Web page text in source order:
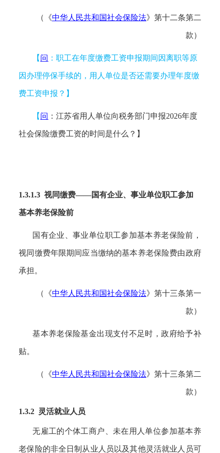
（《中华人民共和国社会保险法》第十二条第二
款）
【 问 ：职工在年度缴费工资申报期间因离职等原
因办理停保手续的，用人单位是否还需要办理年度缴
费工资申报？ 】
【 问 ：江苏省用人单位向税务部门申报2026年度
社会保险缴费工资的时间是什么？】
1.3.1.3视同缴费——国有企业、事业单位职工参加
基本养老保险前
国有企业、事业单位职工参加基本养老保险前，
视同缴费年限期间应当缴纳的基本养老保险费由政府
承担。
（《中华人民共和国社会保险法》第十三条第一
款）
基本养老保险基金出现支付不足时，政府给予补
贴。
（《中华人民共和国社会保险法》第十三条第二
款）
1.3.2 灵活就业人员
无雇工的个体工商户、未在用人单位参加基本养
老保险的非全日制从业人员以及其他灵活就业人员可